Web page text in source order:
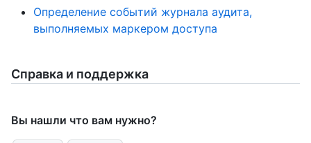
Определение событий журнала аудита,
выполняемых маркером доступа
Справка и поддержка
Вы нашли что вам нужно?